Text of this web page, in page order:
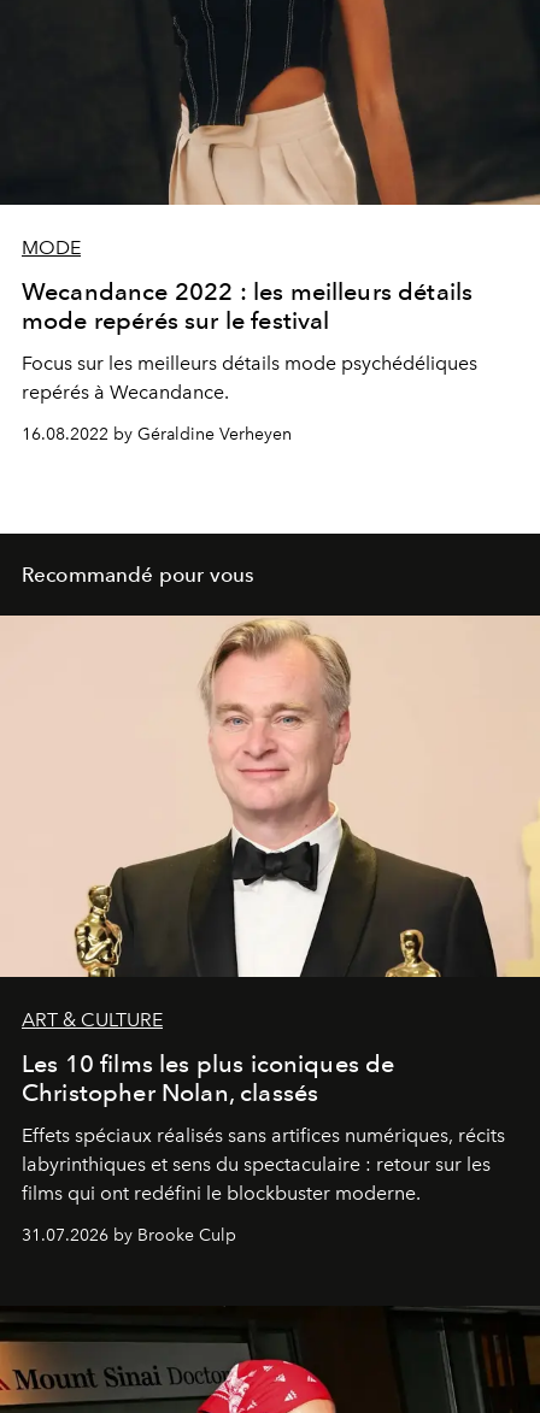
MODE
Wecandance 2022 : les meilleurs détails
mode repérés sur le festival
Focus sur les meilleurs détails mode psychédéliques
repérés à Wecandance.
16.08.2022 by Géraldine Verheyen
Recommandé pour vous
ART & CULTURE
Les 10 films les plus iconiques de
Christopher Nolan, classés
Effets spéciaux réalisés sans artifices numériques, récits
labyrinthiques et sens du spectaculaire : retour sur les
films qui ont redéfini le blockbuster moderne.
31.07.2026 by Brooke Culp